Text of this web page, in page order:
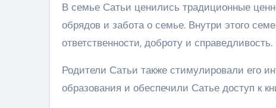
В семье Сатьи ценились традиционные
обрядов и забота о семье. Внутри этого
ответственности, доброту и справедливость.
Родители Сатьи также стимулировали его
образования и обеспечили Сатье доступ к